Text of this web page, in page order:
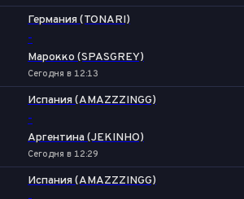
Германия (TONARI)
-
Марокко (SPASGREY)
Сегодня в 12:13
Испания (AMAZZZINGG)
-
Аргентина (JEKINHO)
Сегодня в 12:29
Испания (AMAZZZINGG)